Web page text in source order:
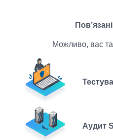
Можливо, вас
Аудит